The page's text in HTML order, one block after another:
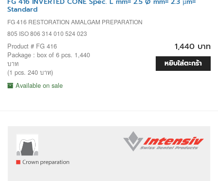
Standard
FG 416 RESTORATION AMALGAM PREPARATION
805 ISO 806 314 010 524 023
Product # FG 416
Package : box of 6 pcs. 1,440
บาท
(1 pcs. 240 บาท)
Available on sale
1,440 บาท
หยิบใส่ตะกร้า